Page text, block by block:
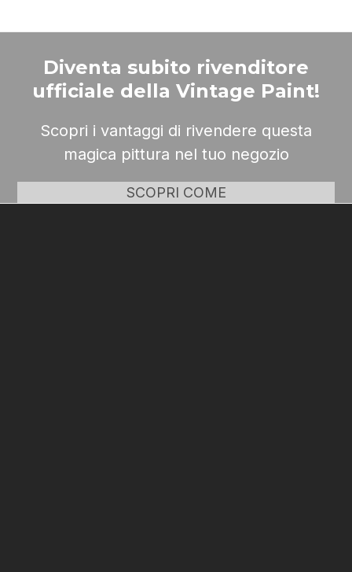
Diventa subito rivenditore
ufficiale della Vintage Paint!
Scopri i vantaggi di rivendere questa
magica pittura nel tuo negozio
SCOPRI COME